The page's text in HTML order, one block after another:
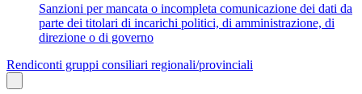
Sanzioni per mancata o incompleta comunicazione dei dati da
parte dei titolari di incarichi politici, di amministrazione, di
direzione o di governo
Rendiconti gruppi consiliari regionali/provinciali